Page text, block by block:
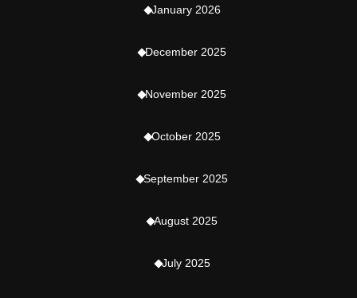
January 2026
December 2025
November 2025
October 2025
September 2025
August 2025
July 2025